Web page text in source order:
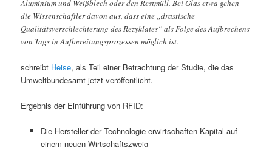
Aluminium und Weißblech oder den Restmüll. Bei Glas etwa gehen
die Wissenschaftler davon aus, dass eine „drastische
Qualitätsverschlechterung des Rezyklates“ als Folge des Aufbrechens
von Tags in Aufbereitungsprozessen möglich ist.
schreibt Heise, als Teil einer Betrachtung der Studie, die das
Umweltbundesamt jetzt veröffentlicht.
Ergebnis der Einführung von RFID:
Die Hersteller der Technologie erwirtschaften Kapital auf
einem neuen Wirtschaftszweig